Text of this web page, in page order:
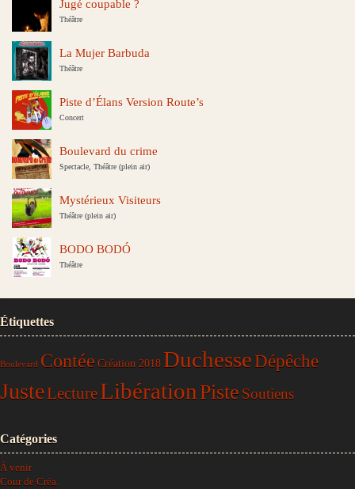
Jugé coupable ?
Théâtre
La Mujer Barbuda
Théâtre
Piste d’Élans Version Route’s
Concert
Boulevard du crime
Spectacle, Théâtre (plein air)
Mystérieux Visiteurs
Théâtre (plein air)
BODO BODÓ
Théâtre
Étiquettes
Boulevard Contée Création 2018 DuchesseDépêche
JusteLectureLibérationPiste Soutiens
Catégories
À venir
Cour de Créa.